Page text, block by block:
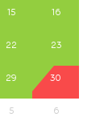
15 16
22 23
29 30
5 6